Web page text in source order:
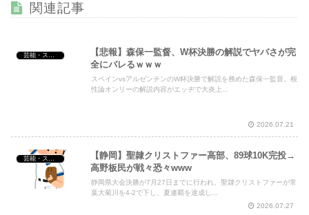
Powered by livedoor 相互RSS
関連記事
【悲報】森保一監督、W杯決勝の解説でヤバさが完
全にバレるｗｗｗ
スペインvsアルゼンチンのW杯決勝で解説を務めた森保一監督。根
性論オンリーの解説内容がエッヂで大炎上...
2026.07.21
【静岡】聖隷クリストファー高部、89球10K完投→
高野板民が戦々恐々www
静岡県大会決勝が7月27日までに行われ、聖隷クリストファーが常
葉大菊川を4-2で下し、夏連覇を達成し...
2026.07.27